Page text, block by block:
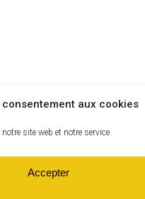
consentement aux cookies
site web et notre service.
Accepter